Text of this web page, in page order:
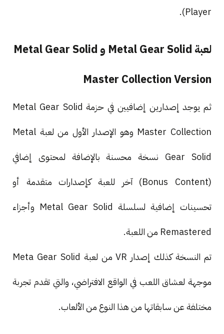
Player).
لعبة Metal Gear Solid و Metal Gear Solid
Master Collection Version
ثم يوجد إصدارين إضافيين في حزمة Metal Gear Solid
Master Collection وهو الإصدار الأول من لعبة Metal
Gear Solid نسخة محسنة بالإضافة لمحتوى إضافي
(Bonus Content) آخر للعبة كإصدارات متقدمة أو
تحسينات إضافية لسلسلة Metal Gear Solid وأجزاء
Remastered من اللعبة.
تم النسخة كذلك إصدار VR من لعبة Meta Gear Solid
موجهة لعشاق اللعب في الواقع الافتراضي، والتي تقدم تجربة
مختلفة عن سابقاتها من هذا النوع من الألعاب.